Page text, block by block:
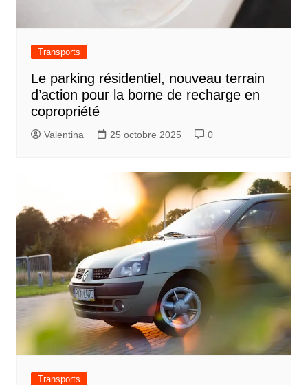
Transports
Le parking résidentiel, nouveau terrain
d’action pour la borne de recharge en
copropriété
Valentina 25 octobre 2025 0
Transports